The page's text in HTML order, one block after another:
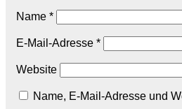
Name *
E-Mail-Adresse *
Website
Name, E-Mail-Adresse und